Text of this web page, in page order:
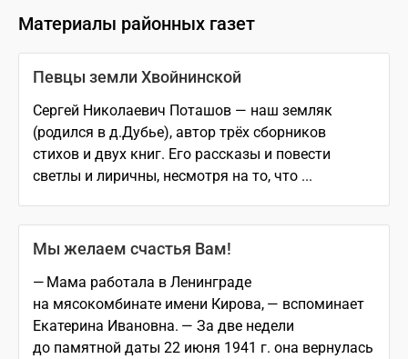
Материалы районных газет
Певцы земли Хвойнинской
Сергей Николаевич Поташов — наш земляк
(родился в д.Дубье), автор трёх сборников
стихов и двух книг. Его рассказы и повести
светлы и лиричны, несмотря на то, что ...
Мы желаем счастья Вам!
— Мама работала в Ленинграде
на мясокомбинате имени Кирова, — вспоминает
Екатерина Ивановна. — За две недели
до памятной даты 22 июня 1941 г. она вернулась